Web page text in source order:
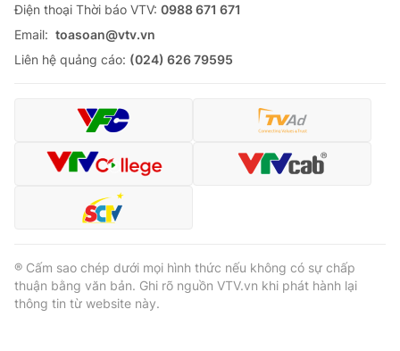
Ðiện thoại Thời báo VTV: 0988 671 671
Email: toasoan@vtv.vn
Liên hệ quảng cáo: (024) 626 79595
® Cấm sao chép dưới mọi hình thức nếu không có sự chấp
thuận bằng văn bản. Ghi rõ nguồn VTV.vn khi phát hành lại
thông tin từ website này.